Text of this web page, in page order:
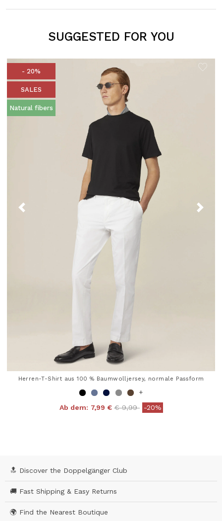
SUGGESTED FOR YOU
- 20%
SALES
Natural fibers
Herren-T-Shirt aus 100 % Baumwolljersey, normale Passform
+
Ab dem: 7,99 € Price reduced from
€ 9,99to-20%
🔝 Discover the Doppelgänger Club
🚚 Fast Shipping & Easy Returns
🌍 Find the Nearest Boutique